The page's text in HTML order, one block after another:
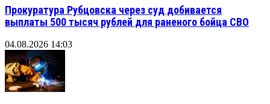
Прокуратура Рубцовска через суд добивается
выплаты 500 тысяч рублей для раненого бойца СВО
04.08.2026 14:03